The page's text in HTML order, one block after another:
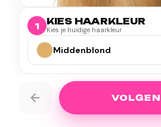
1 KIES HAARKLEUR
Kies je huidige haarkleur
Middenblond